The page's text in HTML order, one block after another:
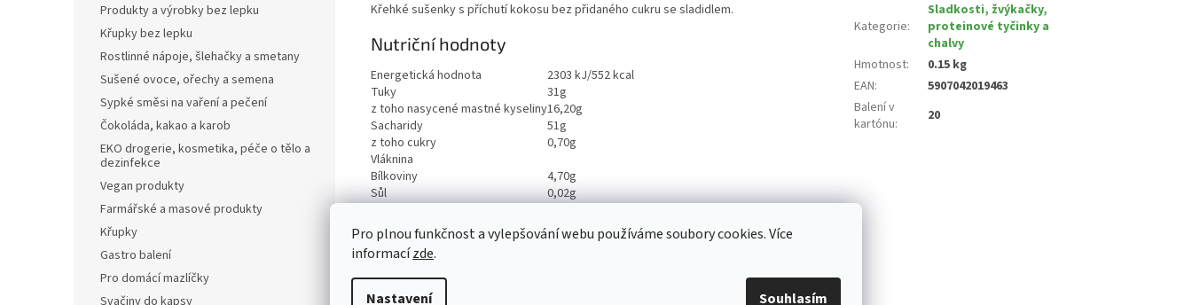
Pro plnou funkčnost a vylepšování webu používáme soubory cookies. Více
informacízde.
Nastavení Souhlasím
Produkty a výrobky bez lepku
Křupky bez lepku
Rostlinné nápoje, šlehačky a smetany
Sušené ovoce, ořechy a semena
Sypké směsi na vaření a pečení
Čokoláda, kakao a karob
EKO drogerie, kosmetika, péče o tělo a
dezinfekce
Vegan produkty
Farmářské a masové produkty
Křupky
Gastro balení
Pro domácí mazlíčky
Svačiny do kapsy
Křehké sušenky s příchutí kokosu bez přidaného cukru se sladidlem.
Nutriční hodnoty
Energetická hodnota
2303 kJ/552 kcal
Tuky
31g
z toho nasycené mastné kyseliny16,20g
Sacharidy
51g
z toho cukry
0,70g
Vláknina
Bílkoviny
4,70g
Sůl
0,02g
Kategorie:
Sladkosti, žvýkačky,
proteinové tyčinky a
chalvy
Hmotnost:
0.15 kg
EAN:
5907042019463
Balení v
kartónu: 20